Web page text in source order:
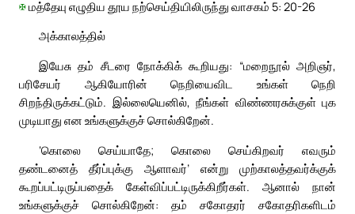
✠மத்தேயு எழுதிய தூய நற்செய்தியிலிருந்து வாசகம் 5: 20-26
அக்காலத்தில்
இயேசு தம் சீடரை நோக்கிக் கூறியது: “மறைநூல் அறிஞர்,
பரிசேயர் ஆகியோரின் நெறியைவிட உங்கள் நெறி
சிறந்திருக்கட்டும். இல்லையெனில், நீங்கள் விண்ணரசுக்குள் புக
முடியாது என உங்களுக்குச் சொல்கிறேன்.
‘கொலை செய்யாதே; கொலை செய்கிறவர் எவரும்
தண்டனைத் தீர்ப்புக்கு ஆளாவர்’ என்று முற்காலத்தவர்க்குக்
கூறப்பட்டிருப்பதைக் கேள்விப்பட்டிருக்கிறீர்கள். ஆனால் நான்
உங்களுக்குச் சொல்கிறேன்: தம் சகோதரர் சகோதரிகளிடம்